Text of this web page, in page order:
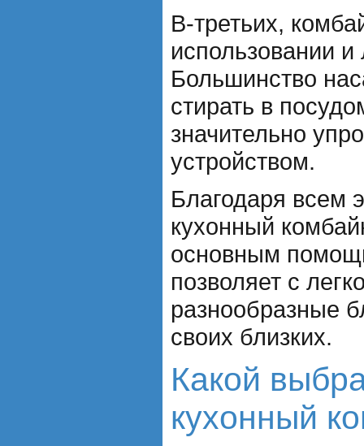
В-третьих,
использовании и
Большинство
стирать в
значительно
устройством.
Благодаря всем
кухонный
основным
позволяет с
разнообразные
своих близких.
Какой
кухонный